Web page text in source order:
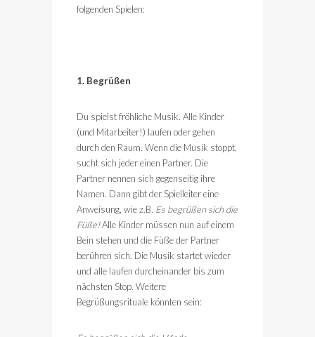
folgenden Spielen:
1. Begrüßen
Du spielst fröhliche Musik. Alle Kinder
(und Mitarbeiter!) laufen oder gehen
durch den Raum. Wenn die Musik stoppt,
sucht sich jeder einen Partner. Die
Partner nennen sich gegenseitig ihre
Namen. Dann gibt der Spielleiter eine
Anweisung, wie z.B . Es begrüßen sich die
Füße!Alle Kinder müssen nun auf einem
Bein stehen und die Füße der Partner
berühren sich. Die Musik startet wieder
und alle laufen durcheinander bis zum
nächsten Stop. Weitere
Begrüßungsrituale könnten sein: